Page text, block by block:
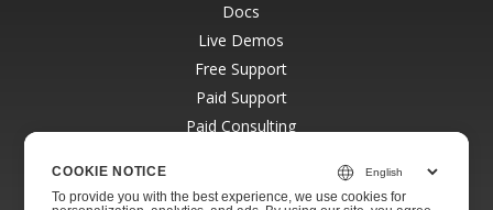
Docs
Live Demos
Free Support
Paid Support
Paid Consulting
COOKIE NOTICE
To provide you with the best experience, we use cookies for